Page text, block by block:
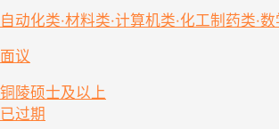
自动化类·材料类·计算机类·化工制药类·
面议
铜陵硕士及以上
已过期